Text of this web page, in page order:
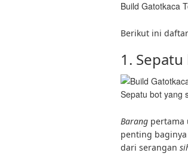
Build Gatotkaca
Berikut ini
1.
Sepatu bot yang
Barang pertama
penting
dari serangan